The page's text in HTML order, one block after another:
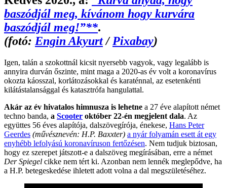
baszódjál meg, kívánom hogy kurvára
baszódjál meg!”**.
(fotó: Engin Akyurt/ Pixabay)
Igen, talán a szokottnál kicsit nyersebb vagyok, vagy legalább is
annyira durván őszinte, mint maga a 2020-as év volt a koronavírus
okozta káosszal, korlátozásokkal és karaténnal, az esetenkénti
kilátástalansággal és katasztrófa hangulattal.
Akár az év hivatalos himnusza is lehetne a 27 éve alapított német
techno banda, a Scooter október 22-én megjelent dala. Az
együttes 56 éves alapítója, dalszövegírója, énekese, Hans Peter
Geerdes (művésznevén: H.P. Baxxter) a nyár folyamán esett át egy
enyhébb lefolyású koronavíruson fertőzésen. Nem tudjuk biztosan,
hogy ez szerepet játszott-e a dalszöveg megírásában, erre a német
Der Spiegel cikke nem tért ki. Azonban nem lennék meglepődve, ha
a H.P. betegeskedése ihletett adott volna a dal megszületéséhez.